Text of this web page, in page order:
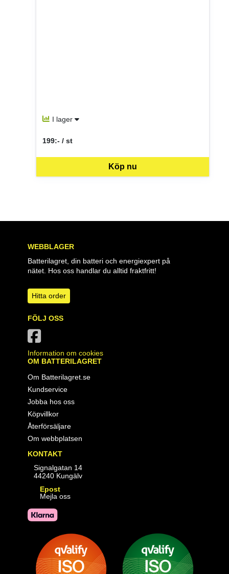
I lager
Köp nu
199:- / st
SEK per ST
WEBBLAGER
Batterilagret, din batteri och energiexpert på
nätet. Hos oss handlar du alltid fraktfritt!
Hitta order
FÖLJ OSS
Information om cookies
OM BATTERILAGRET
Om Batterilagret.se
Kundservice
Jobba hos oss
Köpvillkor
Återförsäljare
Om webbplatsen
KONTAKT
Signalgatan 14
44240 Kungälv
Epost
Mejla oss